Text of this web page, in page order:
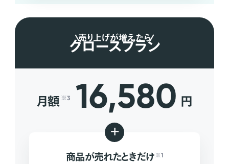
売り上げが増えたら
グロースプラン
月額 ※3 16,580 円
+
商品が売れたときだけ ※1